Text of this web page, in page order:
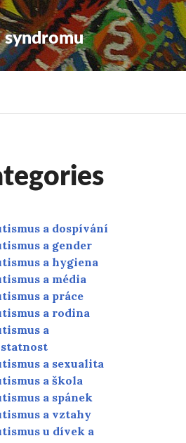
syndromu
a dospívání
a gender
a hygiena
a média
a práce
a rodina
a
a sexualita
a škola
a spánek
a vztahy
u dívek a